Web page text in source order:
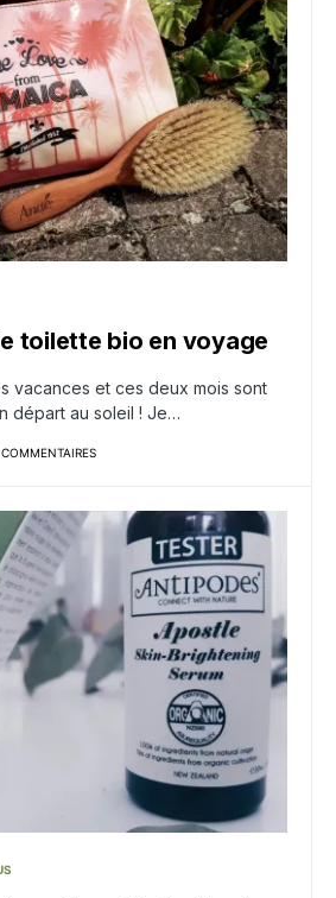
toilette bio en voyage
vacances et ces deux mois sont
départ au soleil ! Je…